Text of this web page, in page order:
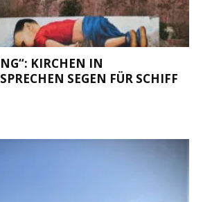
KIRCHEN IN
SEGEN FÜR SCHIFF